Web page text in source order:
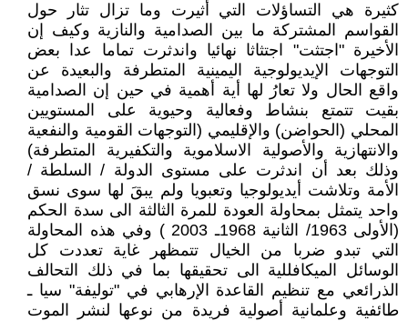
كثيرة هي التساؤلات التي أثيرت وما تزال تثار حول
القواسم المشتركة ما بين الصدامية والنازية وكيف إن
الأخيرة "اجتثت" اجتثاثا نهائيا واندثرت تماما عدا بعض
التوجهات الإيديولوجية اليمينية المتطرفة والبعيدة عن
واقع الحال ولا تعارُ لها أية أهمية في حين إن الصدامية
بقيت تتمتع بنشاط وفعالية وحيوية على المستويين
المحلي (الحواضن) والإقليمي (التوجهات القومية والنفعية
والانتهازية والأصولية الاسلاموية والتكفيرية المتطرفة)
وذلك بعد أن اندثرت على مستوى الدولة / السلطة /
الأمة وتلاشت أيديولوجيا وتعبويا ولم يبقَ لها سوى نسق
واحد يتمثل بمحاولة العودة للمرة الثالثة الى سدة الحكم
(الأولى 1963/ الثانية 1968ـ 2003 ) وفي هذه المحاولة
التي تبدو ضربا من الخيال تتمظهر غاية تعددت كل
الوسائل الميكافللية الى تحقيقها بما في ذلك التحالف
الذرائعي مع تنظيم القاعدة الإرهابي في "توليفة" سيا ـ
طائفية وعلمانية أصولية فريدة من نوعها لنشر الموت